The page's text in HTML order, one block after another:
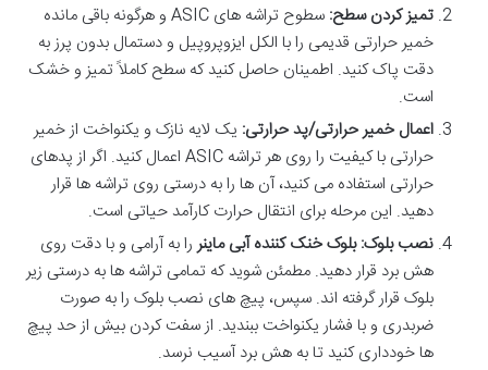
تمیز کردن سطح:
سطوح تراشه های ASIC و هرگونه باقی مانده
خمیر حرارتی قدیمی را با الکل ایزوپروپیل و دستمال بدون پرز به
دقت پاک کنید. اطمینان حاصل کنید که سطح کاملاً تمیز و خشک
است.
اعمال خمیر حرارتی/پد حرارتی: یک لایه نازک و یکنواخت از خمیر
حرارتی با کیفیت را روی هر تراشه ASIC اعمال کنید. اگر از پدهای
حرارتی استفاده می کنید، آن ها را به درستی روی تراشه ها قرار
دهید. این مرحله برای انتقال حرارت کارآمد حیاتی است.
نصب بلوک: بلوک خنک کننده آبی ماینر را به آرامی و با دقت روی
هش برد قرار دهید. مطمئن شوید که تمامی تراشه ها به درستی زیر
بلوک قرار گرفته اند. سپس، پیچ های نصب بلوک را به صورت
ضربدری و با فشار یکنواخت ببندید. از سفت کردن بیش از حد پیچ
ها خودداری کنید تا به هش برد آسیب نرسد.